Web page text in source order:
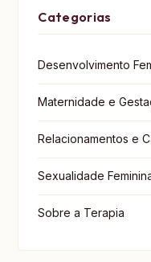
Categorias
Desenvolvimento
Maternidade e
Relacionamentos e
Sexualidade
Sobre a Terapia